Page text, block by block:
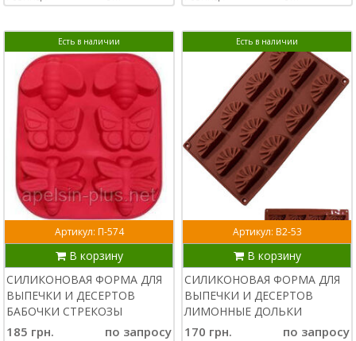
Есть в наличии
Артикул: П-574
В корзину
СИЛИКОНОВАЯ ФОРМА ДЛЯ
ВЫПЕЧКИ И ДЕСЕРТОВ
БАБОЧКИ СТРЕКОЗЫ
185 грн. по запросу
Есть в наличии
Артикул: В2-53
В корзину
СИЛИКОНОВАЯ ФОРМА ДЛЯ
ВЫПЕЧКИ И ДЕСЕРТОВ
ЛИМОННЫЕ ДОЛЬКИ
170 грн. по запросу